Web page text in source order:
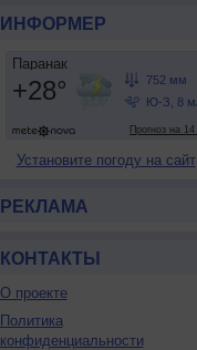
ИНФОРМЕР
Установите погоду на сайт
РЕКЛАМА
КОНТАКТЫ
О проекте
Политика
конфиденциальности